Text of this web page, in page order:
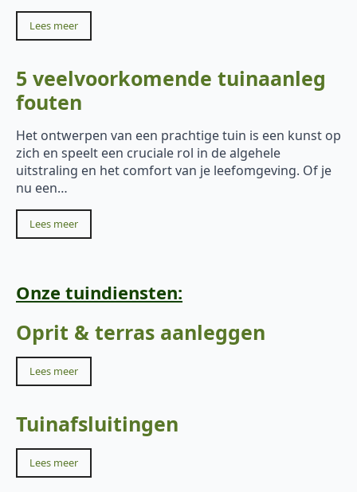
Lees meer
5 veelvoorkomende tuinaanleg
fouten
Het ontwerpen van een prachtige tuin is een kunst op
zich en speelt een cruciale rol in de algehele
uitstraling en het comfort van je leefomgeving. Of je
nu een…
Lees meer
Onze tuindiensten:
Oprit & terras aanleggen
Lees meer
Tuinafsluitingen
Lees meer